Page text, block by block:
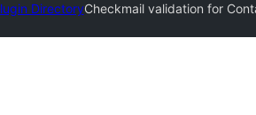
DirectoryCheckmail validation for